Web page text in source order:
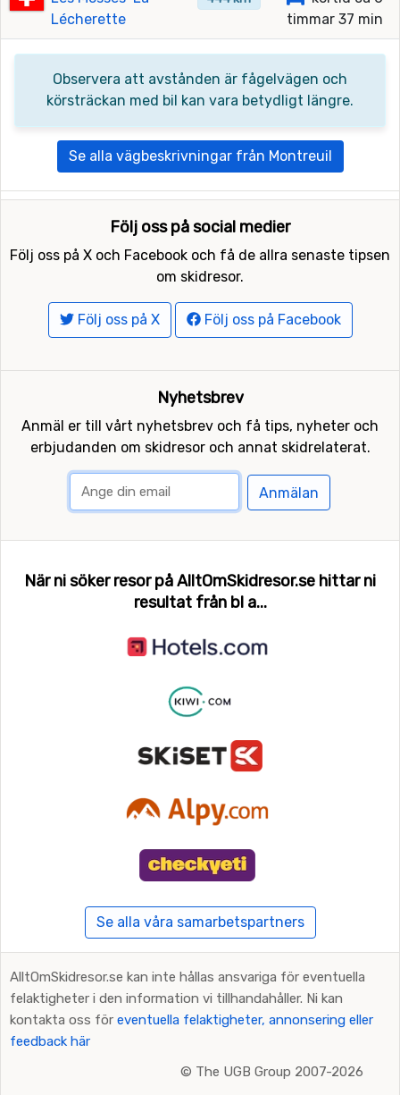
Lécherette
timmar 37 min
Observera att avstånden är fågelvägen och
körsträckan med bil kan vara betydligt längre.
Se alla vägbeskrivningar från Montreuil
Följ oss på social medier
Följ oss på X och Facebook och få de allra senaste tipsen
om skidresor.
Följ oss på X Följ oss på Facebook
Nyhetsbrev
Anmäl er till vårt nyhetsbrev och få tips, nyheter och
erbjudanden om skidresor och annat skidrelaterat.
Anmälan
När ni söker resor på AlltOmSkidresor.se hittar ni
resultat från bl a...
Se alla våra samarbetspartners
AlltOmSkidresor.se kan inte hållas ansvariga för eventuella
felaktigheter i den information vi tillhandahåller. Ni kan
kontakta oss för eventuella felaktigheter, annonsering eller
feedback här
© The UGB Group 2007-2026